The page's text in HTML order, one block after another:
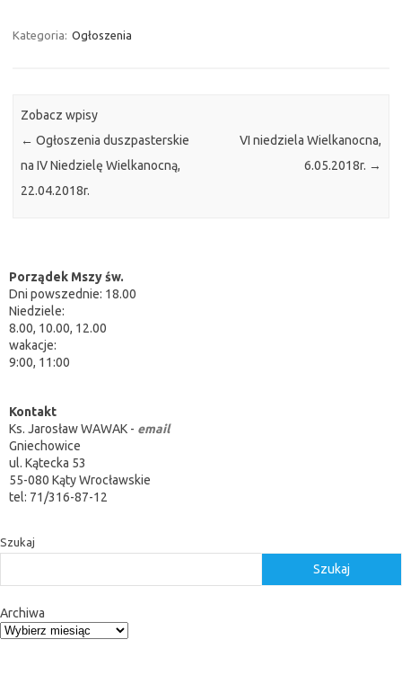
Kategoria: Ogłoszenia
Zobacz wpisy
← Ogłoszenia duszpasterskie
na IV Niedzielę Wielkanocną,
22.04.2018r.
VI niedziela Wielkanocna,
6.05.2018r. →
Porządek Mszy św.
Dni powszednie: 18.00
Niedziele:
8.00, 10.00, 12.00
wakacje:
9:00, 11:00
Kontakt
Ks. Jarosław WAWAK - email
Gniechowice
ul. Kątecka 53
55-080 Kąty Wrocławskie
tel: 71/316-87-12
Szukaj
Szukaj
Archiwa